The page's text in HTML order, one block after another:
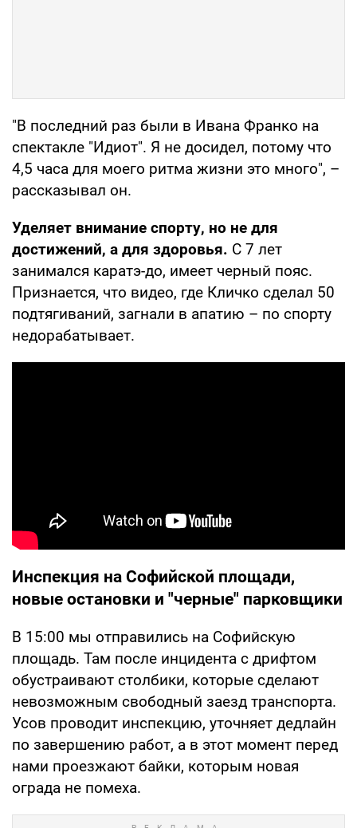
"В последний раз были в Ивана Франко на
спектакле "Идиот". Я не досидел, потому что
4,5 часа для моего ритма жизни это много", –
рассказывал он.
Уделяет внимание спорту, но не для
достижений, а для здоровья. С 7 лет
занимался каратэ-до, имеет черный пояс.
Признается, что видео, где Кличко сделал 50
подтягиваний, загнали в апатию – по спорту
недорабатывает.
Инспекция на Софийской площади,
новые остановки и "черные" парковщики
В 15:00 мы отправились на Софийскую
площадь. Там после инцидента с дрифтом
обустраивают столбики, которые сделают
невозможным свободный заезд транспорта.
Усов проводит инспекцию, уточняет дедлайн
по завершению работ, а в этот момент перед
нами проезжают байки, которым новая
ограда не помеха.